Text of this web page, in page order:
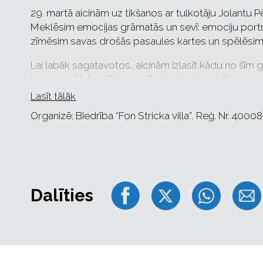
29. martā aicinām uz tikšanos ar tulkotāju Jolantu
Meklēsim emocijas grāmatās un sevī: emociju
zīmēsim savas drošās pasaules kartes un
Lai labāk sagatavotos, aicinām izlasīt kādu no šīm
interesanti būs arī tiem dalībniekiem, kas vēl nav
“Visi dodas prom” (no zviedru valodas tulkojusi
Pētersone)un Tona Telehena “Un tad neviens nav
Vietu skaits ierobežots, dalība ar iepriekš iegādātu
nepieciešama tikai bērnam).
Lasīt tālāk
Organizē: Biedrība “Fon Stricka villa”, Reģ. Nr.
Dalīties